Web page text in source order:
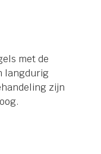
met de
langdurig
zijn